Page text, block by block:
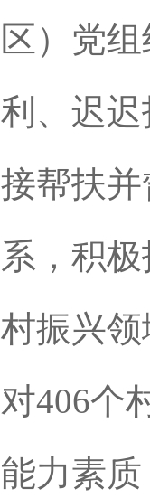
区）党
利、迟
接帮扶
系，积
村振兴
对406个
能力素